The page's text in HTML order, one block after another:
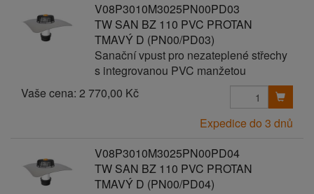
V08P3010M3025PN00PD03
TW SAN BZ 110 PVC PROTAN
TMAVÝ D (PN00/PD03)
Sanační vpust pro nezateplené střechy
s integrovanou PVC manžetou
Vaše cena: 2 770,00 Kč
Expedice do 3 dnů
V08P3010M3025PN00PD04
TW SAN BZ 110 PVC PROTAN
TMAVÝ D (PN00/PD04)